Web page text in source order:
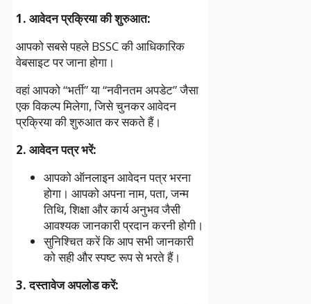
1. आवेदन प्रक्रिया की शुरुआत:
आपको सबसे पहले BSSC की आधिकारिक
वेबसाइट पर जाना होगा।
वहां आपको “भर्ती” या “नवीनतम अपडेट” जैसा
एक विकल्प मिलेगा, जिसे चुनकर आवेदन
प्रक्रिया की शुरुआत कर सकते हैं।
2. आवेदन पत्र भरें:
आपको ऑनलाइन आवेदन पत्र भरना
होगा। आपको अपना नाम, पता, जन्म
तिथि, शिक्षा और कार्य अनुभव जैसी
आवश्यक जानकारी प्रदान करनी होगी।
सुनिश्चित करें कि आप सभी जानकारी
को सही और स्पष्ट रूप से भरते हैं।
3. दस्तावेज अपलोड करें: